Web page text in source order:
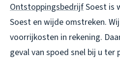
OntstoppingsbedrijfSoest is
Soest en wijde omstreken.
voorrijkosten in rekening.
geval van spoed snel bij u ter